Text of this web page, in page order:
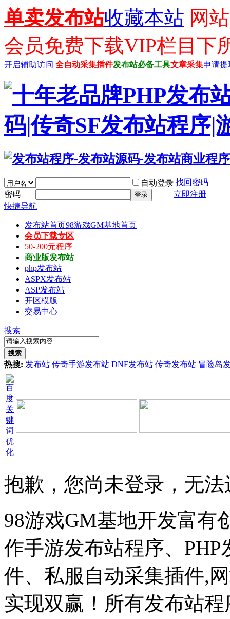
单卖发布站收藏本站 网
会员免费下载VIP栏目下
开启辅助访问 全自动采集插件发布站必备工具文章采集申请提
自动登录 找回密码
密码
登录
立即注册
快捷导航
发布站首页98游戏GM基地首页
会员下载专区
50-200元程序
商业版发布站
php发布站
ASPX发布站
ASP发布站
开区模版
交易中心
搜索
搜索
热搜: 发布站 传奇手游发布站 DNF发布站 传奇发布站 冒险岛
抱歉，您尚未登录，无
98游戏GM基地开发富有
作手游发布站程序、
件、私服自动采集插件,
实现双赢！所有发布站